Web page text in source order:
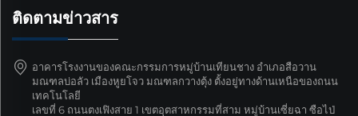
ติดตามข่าวสาร
อาคารโรงงานของคณะกรรมการหมู่บ้านเทียนชาง อำเภอสือวาน
มณฑลบ่อลัว เมืองหูยโจว มณฑลกวางตุ้ง ตั้งอยู่ทางด้านเหนือของถนน
เทคโนโลยี
เลขที่ 6 ถนนตงเฟิงสาย 1 เขตอุตสาหกรรมที่สาม หมู่บ้านเซี่ยฉา ซือไป่